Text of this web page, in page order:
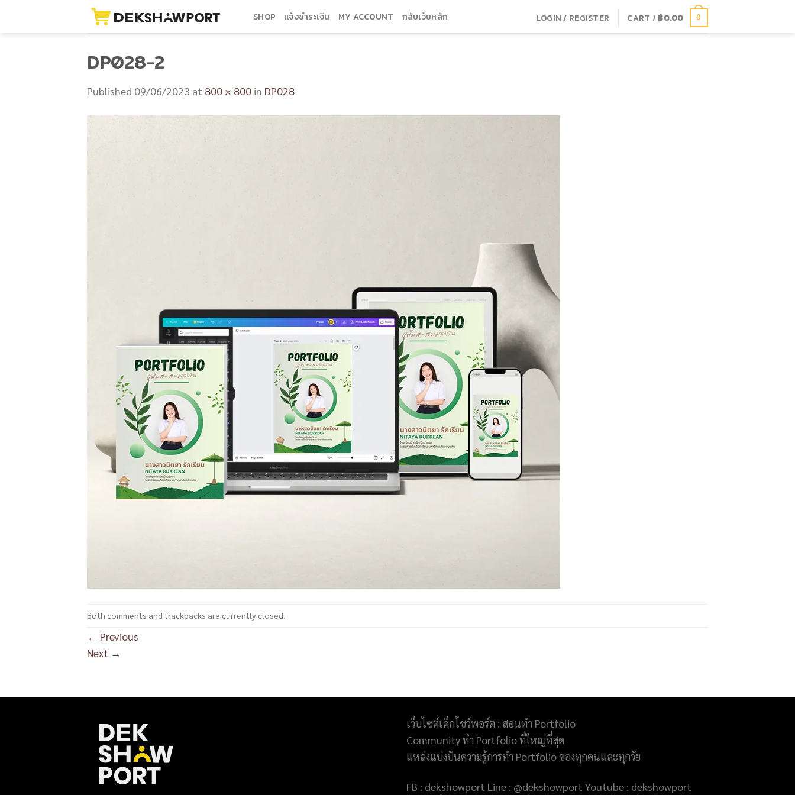
SHOP แจ้งชำระเงิน MY ACCOUNT กลับเว็บหลัก LOGIN / REGISTER CART /฿0.00 0
DP028-2
Published 09/06/2023 at 800 × 800 in DP028
Both comments and trackbacks are currently closed.
← Previous
Next →
เว็บไซต์เด็กโชว์พอร์ต : สอนทำ Portfolio
Community ทำ Portfolio ที่ใหญ่ที่สุด
แหล่งแบ่งปันความรู้การทำ Portfolio ของทุกคนและทุกวัย
FB : dekshowport Line : @dekshowport Youtube : dekshowport